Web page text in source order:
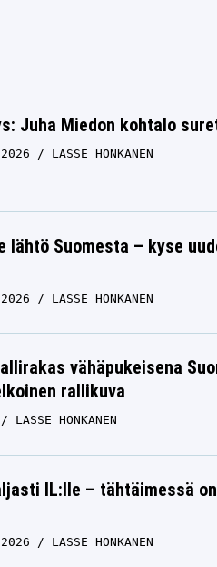
Juha Miedon kohtalo
LASSE HONKANEN
lähtö Suomesta – kyse
LASSE HONKANEN
vähäpukeisena
rallikuva
LASSE HONKANEN
IL:lle – tähtäimessä
LASSE HONKANEN